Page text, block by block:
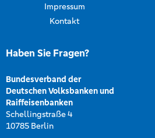
Impressum
Kontakt
Haben Sie Fragen?
Bundesverband der
Deutschen Volksbanken und
Raiffeisenbanken
Schellingstraße 4
10785 Berlin